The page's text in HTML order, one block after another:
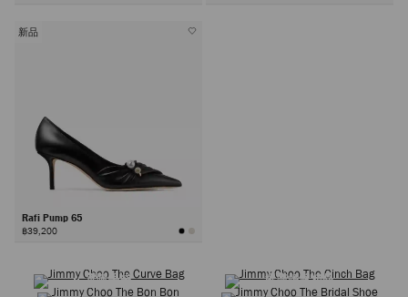
新品
Rafi Pump 65
฿39,200
選購手袋
選購婚嫁精品